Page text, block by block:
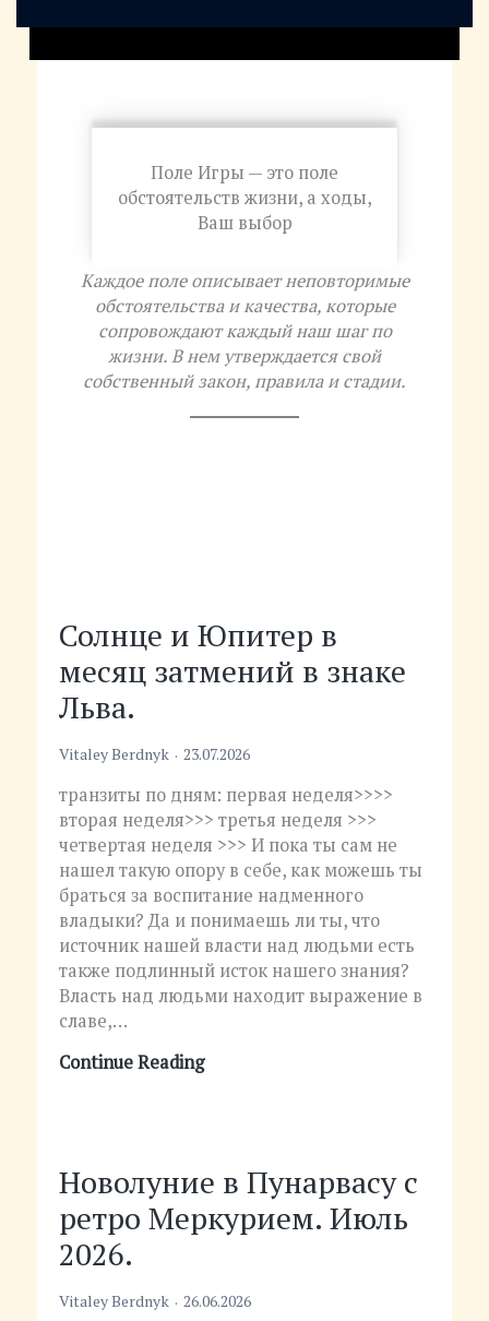
Поле Игры — это поле
обстоятельств жизни, а ходы,
Ваш выбор
Каждое поле описывает неповторимые
обстоятельства и качества, которые
сопровождают каждый наш шаг по
жизни. В нем утверждается свой
собственный закон, правила и стадии.
Солнце и Юпитер в
месяц затмений в знаке
Льва.
Vitaley Berdnyk 23.07.2026
транзиты по дням: первая неделя>>>>
вторая неделя>>> третья неделя >>>
четвертая неделя >>> И пока ты сам не
нашел такую опору в себе, как мо­жешь ты
браться за воспитание надменного
владыки? Да и понимаешь ли ты, что
источник нашей власти над людьми есть
также подлинный исток нашего знания?
Власть над людьми находит выражение в
славе,…
Continue Reading
и
Юпитер
в
в
Льва.
Новолуние в Пунарвасу с
ретро Меркурием. Июль
2026.
Vitaley Berdnyk 26.06.2026
в
Пунарвасу
с
Июль
Петля
Меркурия,
новолуние
июня
и
транзиты
мая
в
тезисы
Хирона,
апрель
2026
транзиты
и
Преодоление